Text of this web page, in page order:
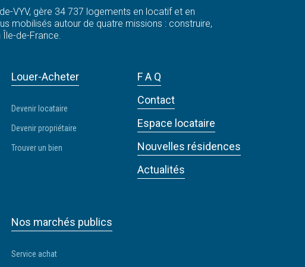
VYV, gère 34 737 logements en locatif et en
mobilisés autour de quatre missions : construire,
de-France.
Louer-Acheter
Devenir locataire
Devenir propriétaire
Trouver un bien
Nos marchés publics
Service achat
F A Q
Contact
Espace locataire
Nouvelles résidences
Actualités